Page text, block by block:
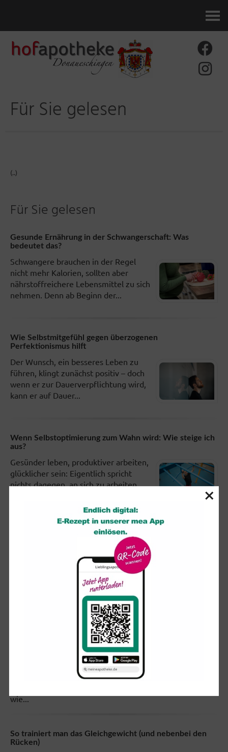
Für Sie gelesen
(..)
Für Sie gelesen
Gesunde Ernährung in der Schwangerschaft: Was
bedeutet das?
Schwangere brauchen in der Regel
nicht mehr Kalorien, sollten aber
nährstoffreichere Lebensmittel zu sich
nehmen. Denn ab Beginn der...
Wie Selbstmitgefühl gegen überzogenen
Perfektionismus hilft
Der Wunsch, ein besseres Leben zu
führen, klingt zunächst positiv – doch
wenn er zur Dauerverpflichtung wird,
kann er auf Dauer...
Wenn Selbstoptimierung zum Wahn wird: Wie steige ich
aus?
Gesünder leben, produktiver arbeiten,
glücklicher sein: Eigentlich spricht
nichts dagegen, an sich zu arbeiten.
Partielle Sonnenfinsternis: So schützen Sie Ihre Augen
Am kommenden Mittwoch (12.
August) dürften sich ab etwa 19 Uhr
viele Blicke erwartungsvoll in den
Himmel richten. Ist der wolkenfrei,...
Brauchen ältere Menschen wirklich
Nahrungsergänzungsmittel?
«Mehr Energie», «Besseres
Gedächtnis», «Straffere Haut», «Mehr
Vitalität», «Linderung von
wie...
So trainiert man das Gleichgewicht (und nebenbei den
Rücken)
×